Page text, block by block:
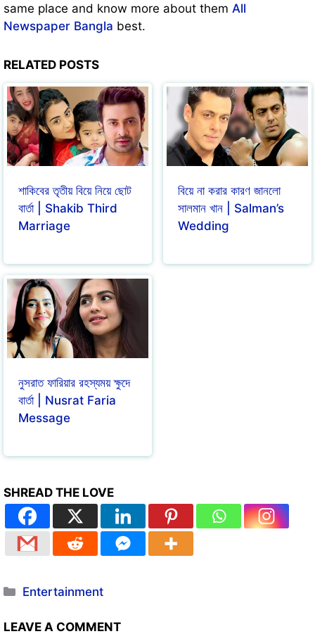
same place and know more about them All
Newspaper Bangla best.
RELATED POSTS
শাকিবের তৃতীয় বিয়ে নিয়ে ছোট
বার্তা | Shakib Third
Marriage
বিয়ে না করার কারণ জানলো
সালমান খান | Salman’s
Wedding
নুসরাত ফারিয়ার রহস্যময় ক্ষুদে
বার্তা | Nusrat Faria
Message
SHREAD THE LOVE
Entertainment
LEAVE A COMMENT